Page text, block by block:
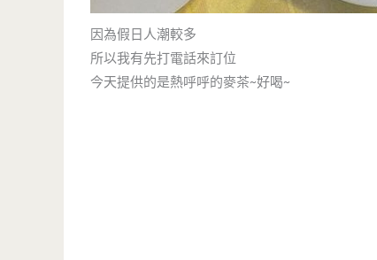
因為假日人潮較多
所以我有先打電話來訂位
今天提供的是熱呼呼的麥茶~好喝~